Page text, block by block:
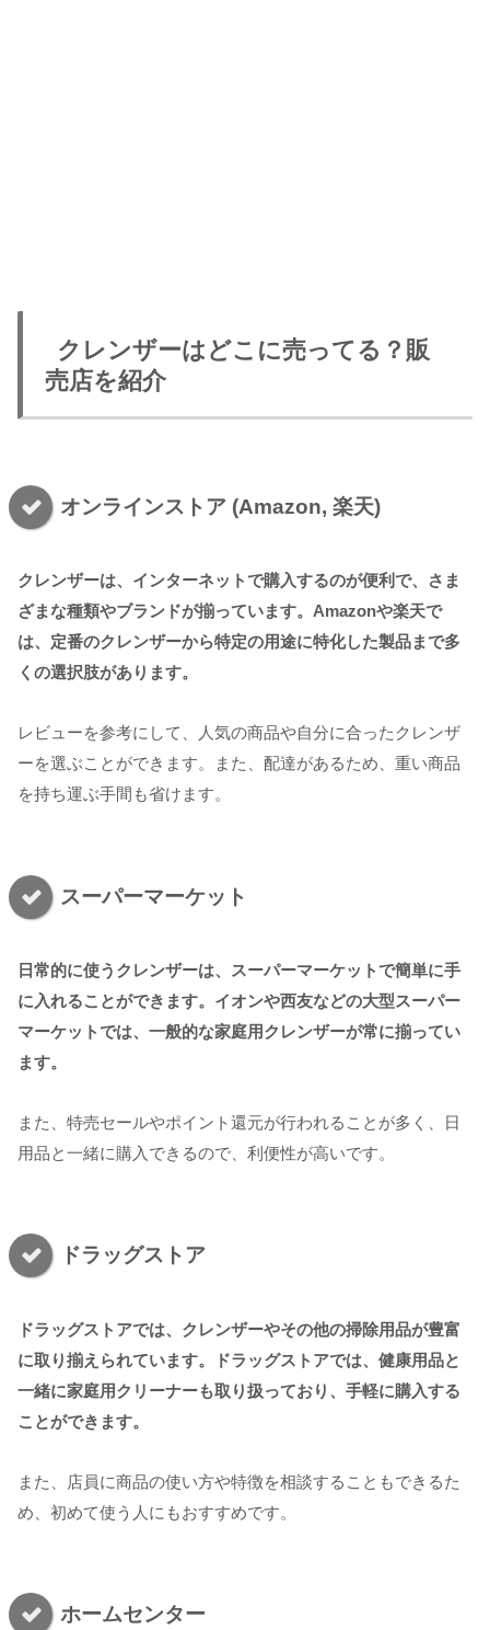
クレンザーはどこに売ってる？販
売店を紹介
オンラインストア (Amazon, 楽天)
クレンザーは、インターネットで購入するのが便利で、さま
ざまな種類やブランドが揃っています。Amazonや楽天で
は、定番のクレンザーから特定の用途に特化した製品まで多
くの選択肢があります。
レビューを参考にして、人気の商品や自分に合ったクレンザ
ーを選ぶことができます。また、配達があるため、重い商品
を持ち運ぶ手間も省けます。
スーパーマーケット
日常的に使うクレンザーは、スーパーマーケットで簡単に手
に入れることができます。イオンや西友などの大型スーパー
マーケットでは、一般的な家庭用クレンザーが常に揃ってい
ます。
また、特売セールやポイント還元が行われることが多く、日
用品と一緒に購入できるので、利便性が高いです。
ドラッグストア
ドラッグストアでは、クレンザーやその他の掃除用品が豊富
に取り揃えられています。ドラッグストアでは、健康用品と
一緒に家庭用クリーナーも取り扱っており、手軽に購入する
ことができます。
また、店員に商品の使い方や特徴を相談することもできるた
め、初めて使う人にもおすすめです。
ホームセンター